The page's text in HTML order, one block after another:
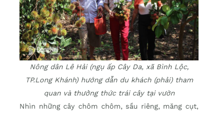
Nông dân Lê Hải (ngụ ấp Cây Da, xã Bình Lộc,
TP.Long Khánh) hướng dẫn du khách (phải) tham
quan và thưởng thức trái cây tại vườn
Nhìn những cây chôm chôm, sầu riêng, măng cụt,